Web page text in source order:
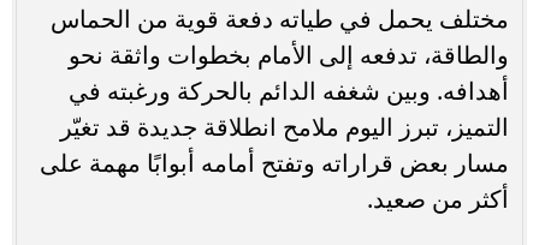
مختلف يحمل في طياته دفعة قوية من الحماس
والطاقة، تدفعه إلى الأمام بخطوات واثقة نحو
أهدافه. وبين شغفه الدائم بالحركة ورغبته في
التميز، تبرز اليوم ملامح انطلاقة جديدة قد تغيّر
مسار بعض قراراته وتفتح أمامه أبوابًا مهمة على
أكثر من صعيد.